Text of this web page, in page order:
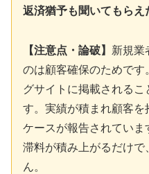
返済猶予も聞いてもらえ
【注意点・論破】 新規業
のは顧客確保のためで
グサイトに掲載される
す。実績が積まれ顧客を
ケースが報告されてい
滞料が積み上がるだけ
ん。